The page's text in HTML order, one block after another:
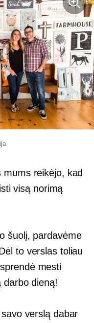
reikėjo, kad
visą norimą
šuolį, pardavėme
to verslas toliau
mesti
darbo dieną!
verslą dabar